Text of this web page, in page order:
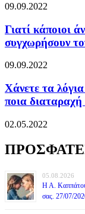
09.09.2022
Γιατί κάποιοι
συγχωρήσουν
09.09.2022
Χάνετε τα
ποια διαταραχή
02.05.2022
05.08.2026
Η Α. Καππάτου
σας. 27/07/